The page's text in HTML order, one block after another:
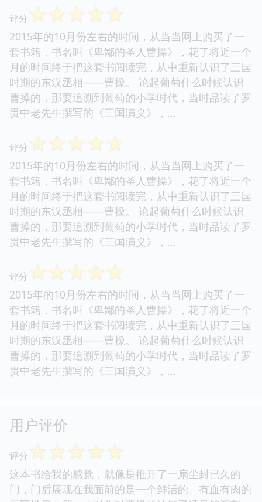
评分 ☆☆☆☆☆
2015年的10月份左右的时间，从当当网上购买了一
套书籍，书名叫《卑鄙的圣人曹操》，花了将近一个
月的时间终于把这套书阅读完，从中重新认识了三国
时期的东汉丞相——曹操。 论起葡萄什么时候认识
曹操的，那要追溯到葡萄的小学时代，当时品读了罗
贯中老先生撰写的《三国演义》，...
评分 ☆☆☆☆☆
2015年的10月份左右的时间，从当当网上购买了一
套书籍，书名叫《卑鄙的圣人曹操》，花了将近一个
月的时间终于把这套书阅读完，从中重新认识了三国
时期的东汉丞相——曹操。 论起葡萄什么时候认识
曹操的，那要追溯到葡萄的小学时代，当时品读了罗
贯中老先生撰写的《三国演义》，...
评分 ☆☆☆☆☆
2015年的10月份左右的时间，从当当网上购买了一
套书籍，书名叫《卑鄙的圣人曹操》，花了将近一个
月的时间终于把这套书阅读完，从中重新认识了三国
时期的东汉丞相——曹操。 论起葡萄什么时候认识
曹操的，那要追溯到葡萄的小学时代，当时品读了罗
贯中老先生撰写的《三国演义》，...
用户评价
评分 ☆☆☆☆☆
这本书给我的感觉，就像是推开了一扇尘封已久的
门，门后展现在我面前的是一个鲜活的、有血有肉的